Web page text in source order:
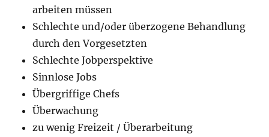
arbeiten müssen
Schlechte und/oder überzogene Behandlung
durch den Vorgesetzten
Schlechte Jobperspektive
Sinnlose Jobs
Übergriffige Chefs
Überwachung
zu wenig Freizeit / Überarbeitung